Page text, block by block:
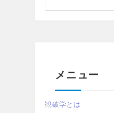
メニュー
観破学とは